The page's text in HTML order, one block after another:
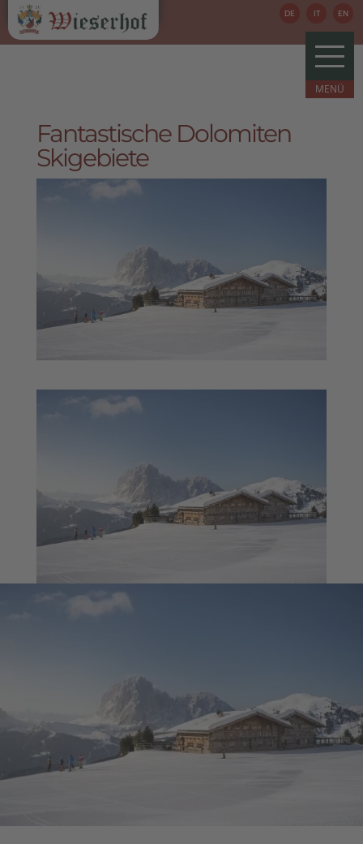
DE IT EN
Fantastische Dolomiten
Skigebiete